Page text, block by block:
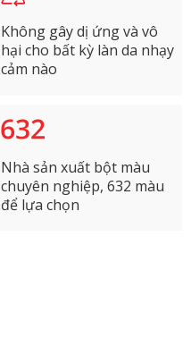
Không gây dị ứng và vô
hại cho bất kỳ làn da nhạy
cảm nào
Nhà sản xuất bột màu
chuyên nghiệp, 632 màu
để lựa chọn